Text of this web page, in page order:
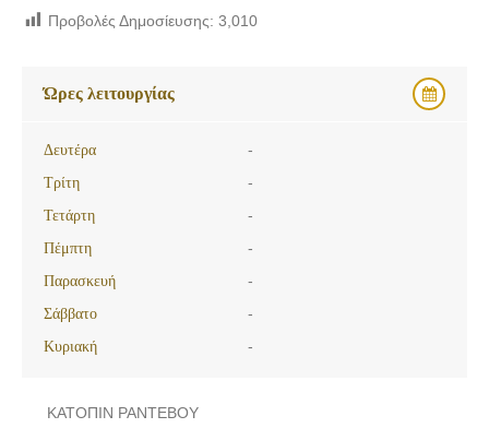
Προβολές Δημοσίευσης: 3,010
Ώρες λειτουργίας
Δευτέρα
-
Τρίτη
-
Τετάρτη
-
Πέμπτη
-
Παρασκευή
-
Σάββατο
-
Κυριακή
-
ΚΑΤΟΠΙΝ ΡΑΝΤΕΒΟΥ